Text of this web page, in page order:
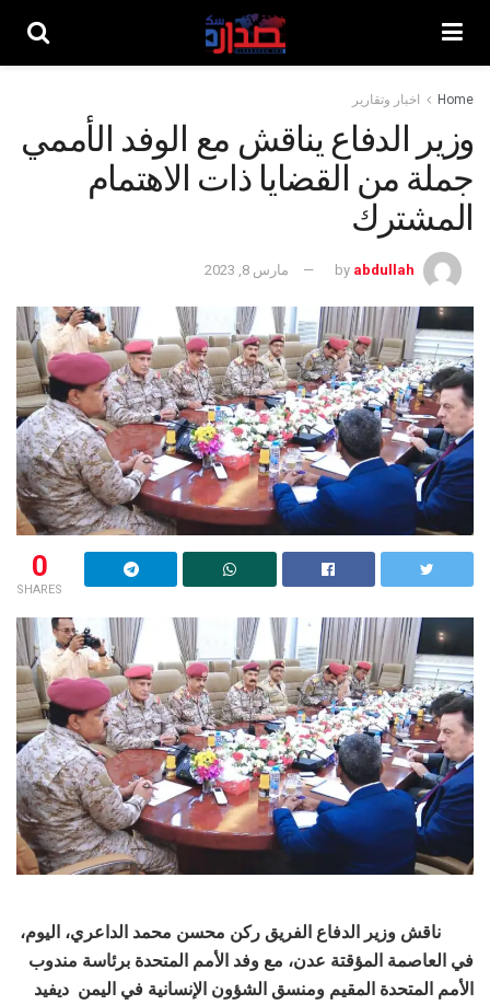
Home اخبار وتقارير
وزير الدفاع يناقش مع الوفد الأممي
جملة من القضايا ذات الاهتمام
المشترك
by abdullah مارس 8, 2023
0
SHARES
ناقش وزير الدفاع الفريق ركن محسن محمد الداعري، اليوم،
في العاصمة المؤقتة عدن، مع وفد الأمم المتحدة برئاسة مندوب
الأمم المتحدة المقيم ومنسق الشؤون الإنسانية في اليمن ديفيد